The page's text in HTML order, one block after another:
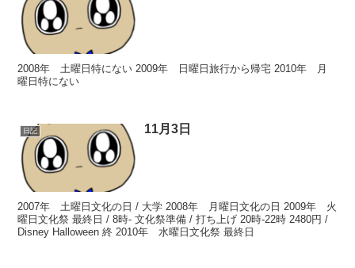
2008年 土曜日特にない 2009年 日曜日旅行から帰宅 2010年 月
曜日特にない
日記 11月3日
2007年 土曜日文化の日 / 大学 2008年 月曜日文化の日 2009年 火
曜日文化祭 最終日 / 8時- 文化祭準備 / 打ち上げ 20時-22時 2480円 /
Disney Halloween 終 2010年 水曜日文化祭 最終日